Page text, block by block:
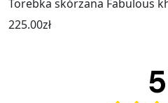
Torebka skórzana Fabulous
225.00zł
5